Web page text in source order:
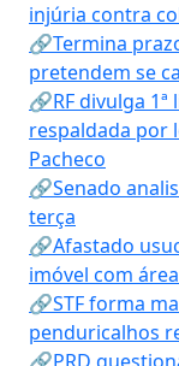
injúria contra
🔗Termina
pretendem se
🔗RF divulga
respaldada por
Pacheco
🔗Senado
terça
🔗Afastado
imóvel com
🔗STF forma
penduricalhos